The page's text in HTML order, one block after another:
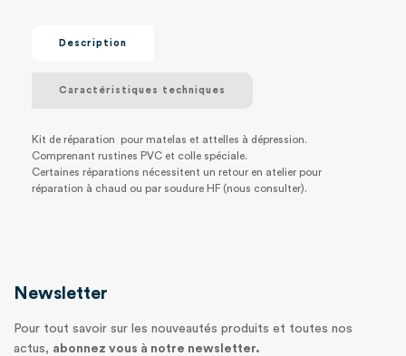
Description
Caractéristiques techniques
Kit de réparation pour matelas et attelles à dépression.
Comprenant rustines PVC et colle spéciale.
Certaines réparations nécessitent un retour en atelier pour
réparation à chaud ou par soudure HF (nous consulter).
Newsletter
Pour tout savoir sur les nouveautés produits et toutes nos
actus, abonnez vous à notre newsletter.